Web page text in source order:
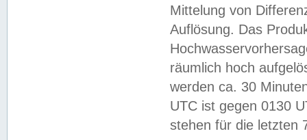
Mittelung von
Auflösung. Das
räumlich hoch
werden ca. 30
UTC ist gegen 0130
stehen für die letzten